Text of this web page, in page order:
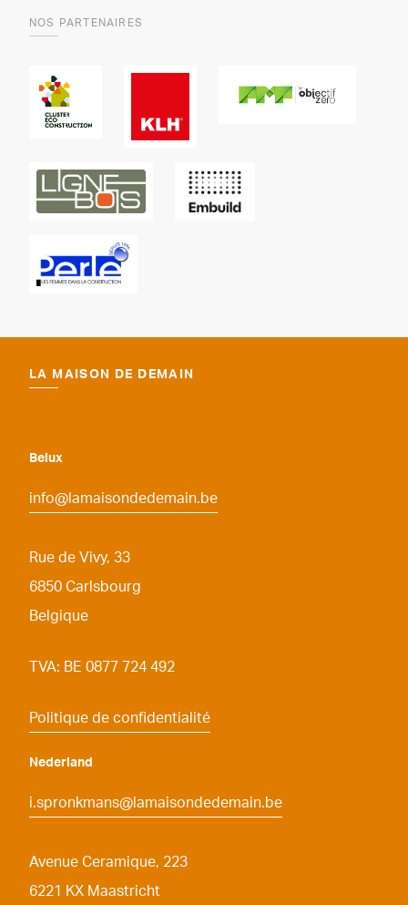
LA MAISON DE DEMAIN
Belux
info@lamaisondedemain.be
Rue de Vivy, 33
6850 Carlsbourg
Belgique
TVA: BE 0877 724 492
Politique de confidentialité
Nederland
i.spronkmans@lamaisondedemain.be
Avenue Ceramique, 223
6221 KX Maastricht
NOS PARTENAIRES